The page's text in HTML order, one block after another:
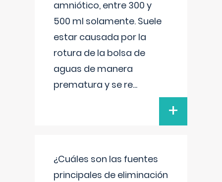
amniótico, entre 300 y
500 ml solamente. Suele
estar causada por la
rotura de la bolsa de
aguas de manera
prematura y se re...
+
¿Cuáles son las fuentes
principales de eliminación